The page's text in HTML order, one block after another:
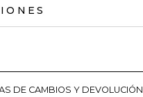
DE CAMBIOS Y DEVOLUCIÓN